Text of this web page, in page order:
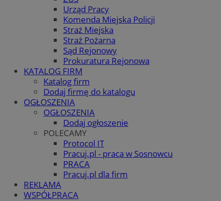
Urząd Pracy
Komenda Miejska Policji
Straż Miejska
Straż Pożarna
Sąd Rejonowy
Prokuratura Rejonowa
KATALOG FIRM
Katalog firm
Dodaj firmę do katalogu
OGŁOSZENIA
OGŁOSZENIA
Dodaj ogłoszenie
POLECAMY
Protocol IT
Pracuj.pl - praca w Sosnowcu
PRACA
Pracuj.pl dla firm
REKLAMA
WSPÓŁPRACA